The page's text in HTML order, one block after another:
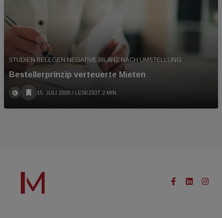
STUDIEN BELEGEN NEGATIVE BILANZ NACH UMSTELLUNG
Bestellerprinzip verteuerte Mieten
15. JULI 2026 / LESEZEIT 2 MIN